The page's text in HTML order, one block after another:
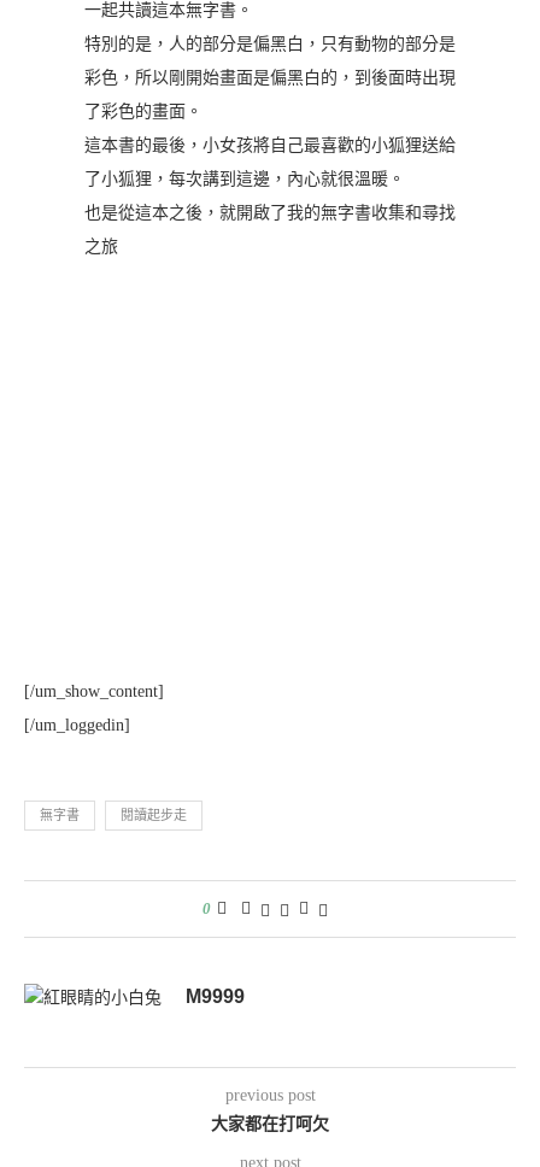
一起共讀這本無字書。
特別的是，人的部分是偏黑白，只有動物的部分是
彩色，所以剛開始畫面是偏黑白的，到後面時出現
了彩色的畫面。
這本書的最後，小女孩將自己最喜歡的小狐狸送給
了小狐狸，每次講到這邊，內心就很溫暖。
也是從這本之後，就開啟了我的無字書收集和尋找
之旅
[/um_show_content]
[/um_loggedin]
無字書 閱讀起步走
0
M9999
previous post
大家都在打呵欠
next post